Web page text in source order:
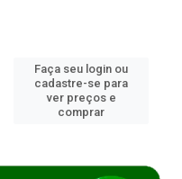
Faça seu login ou
cadastre-se para
ver preços e
comprar